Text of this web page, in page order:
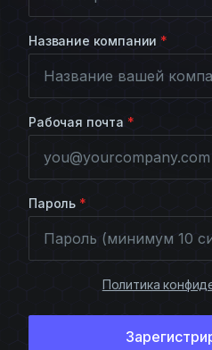
Название компании *
Рабочая почта *
Пароль *
Политика